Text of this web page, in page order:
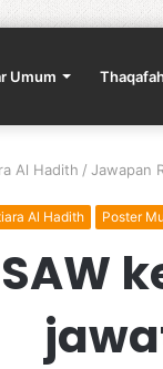
Umum
Al Hadith / Jawapan
Al Hadith Poster